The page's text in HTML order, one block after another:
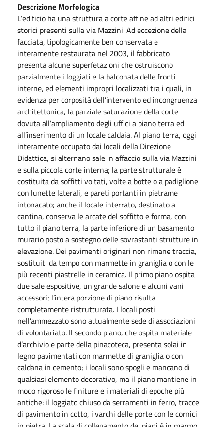
Descrizione Morfologica
L’edificio ha una struttura a corte affine ad altri edifici
storici presenti sulla via Mazzini. Ad eccezione della
facciata, tipologicamente ben conservata e
interamente restaurata nel 2003, il fabbricato
presenta alcune superfetazioni che ostruiscono
parzialmente i loggiati e la balconata delle fronti
interne, ed elementi impropri localizzati tra i quali, in
evidenza per corposità dell’intervento ed incongruenza
architettonica, la parziale saturazione della corte
dovuta all’ampliamento degli uffici a piano terra ed
all’inserimento di un locale caldaia. Al piano terra, oggi
interamente occupato dai locali della Direzione
Didattica, si alternano sale in affaccio sulla via Mazzini
e sulla piccola corte interna; la parte strutturale è
costituita da soffitti voltati, volte a botte o a padiglione
con lunette laterali, e pareti portanti in pietrame
intonacato; anche il locale interrato, destinato a
cantina, conserva le arcate del soffitto e forma, con
tutto il piano terra, la parte inferiore di un basamento
murario posto a sostegno delle sovrastanti strutture in
elevazione. Dei pavimenti originari non rimane traccia,
sostituiti da tempo con marmette in graniglia o con le
più recenti piastrelle in ceramica. Il primo piano ospita
due sale espositive, un grande salone e alcuni vani
accessori; l’intera porzione di piano risulta
completamente ristrutturata. I locali posti
nell’ammezzato sono attualmente sede di associazioni
di volontariato. Il secondo piano, che ospita materiale
d’archivio e parte della pinacoteca, presenta solai in
legno pavimentati con marmette di graniglia o con
caldana in cemento; i locali sono spogli e mancano di
qualsiasi elemento decorativo, ma il piano mantiene in
modo rigoroso le finiture e i materiali di epoche più
antiche: il loggiato chiuso da serramenti in ferro, tracce
di pavimento in cotto, i varchi delle porte con le cornici